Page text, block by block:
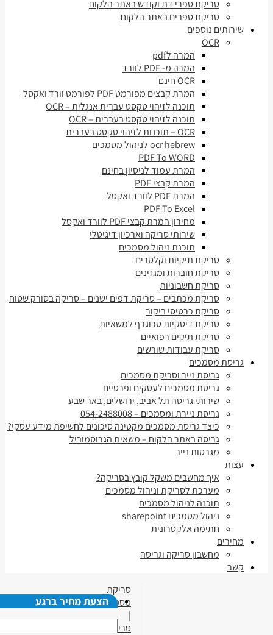
סריקת ספרי דת וקודש באתר הלקוח
סריקת ספרים באתר הלקוח
שירותים נוספים
OCR
המרה לpdf
המרה מ- PDF לוורד
OCR חינם
המרת קבצים מפורמט PDF לפורמט וורד ואקסל
תוכנה לזיהוי טקסט עברית אנגלית – OCR
תוכנה לזיהוי טקסט בעברית – OCR
OCR – תוכנות לזיהוי טקסט בעברית
ocr hebrew לניהול מסמכים
PDF To WORD
המרת עמוד לניסיון בחינם
המרת קבצי PDF
המרת PDF לוורד ואקסל
PDF To Excel
מחירון המרת קבצי PDF לוורד ואקסל
שירותי סריקה וארכיון דיגיטלי
תוכנת ניהול מסמכים
סריקת תיקיות וקלסרים
סריקת חוברות ומגזינים
סריקת חשבוניות
סריקת מכתבים – סריקת דפים ישנים – סריקה בסורק שטוח
סריקת כרטיסי ביקור
סריקת דיסקיות טכוגרף למשאיות
סריקת תיקים רפואיים
סריקת עבודות שורשים
גריסת מסמכים
גריסת נייר וסריקת מסמכים
גריסת מסמכים לעסקים ופרטיים
שירותי גריסה תל אביב, ירושלים, באר שבע
גריסת ניירת ומסמכים – 054-2488008
כיצד גריסת מסמכים מקטינה סיכונים לחשיפת מידע עסקי?
גריסה באתר הלקוח – משאית הגרוסמוביל
מגרסות נייר
עצות
איך מחשבים משקל קובץ בסריקה?
מערכת לסריקת וניהול מסמכים
תוכנה לניהול מסמכים
ניהול מסמכים sharepoint
חתימה אלקטרונית
מחירים
מחשבון סריקה וגריסה
קשר
סריקת
מסמכים
|
סריקת
הצעת מחיר ברגע